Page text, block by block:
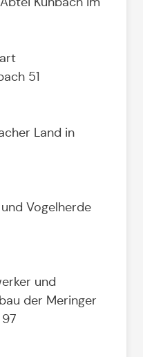
51
Land in
Vogelherde
und
der Meringer
97